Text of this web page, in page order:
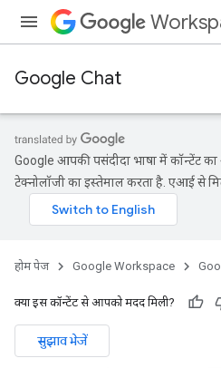
Google Chat
Google आपकी पसंदीदा भाषा में कॉन्टेंट
टेक्नोलॉजी का इस्तेमाल करता है. एआई से
होम पेज Google Workspace
क्या इस कॉन्टेंट से आपको मदद मिली?
सुझाव भेजें